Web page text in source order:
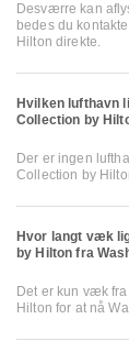
Desværre kan
bedes du
Hilton direkte.
Hvilken lufthavn
Collection by
Der er ingen
Collection by
Hvor langt væk
by Hilton fra
Det er kun væk
Hilton for at nå